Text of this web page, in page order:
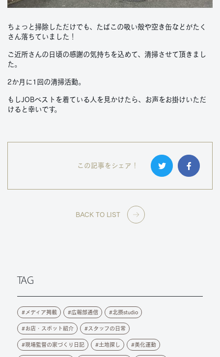
ちょっと掃除しただけでも、たばこの吸い殻や空き缶などがたく
さん落ちていました！
ご近所さんの日頃の感謝の気持ちを込めて、清掃させて頂きまし
た。
2か月に1回の清掃活動。
もしJOBベストを着ている人を見かけたら、お声をお掛けいただ
けると幸いです。
この記事をシェア！
BACK TO LIST
TAG
メディア掲載 広報部通信 北摂studio
お店・スポット紹介 スタッフの日常
現場監督の家づくり日記 土地探し 美化運動